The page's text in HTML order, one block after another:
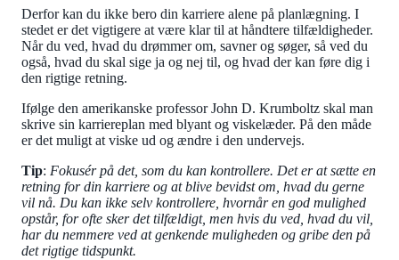
Derfor kan du ikke bero din karriere alene på planlægning. I
stedet er det vigtigere at være klar til at håndtere tilfældigheder.
Når du ved, hvad du drømmer om, savner og søger, så ved du
også, hvad du skal sige ja og nej til, og hvad der kan føre dig i
den rigtige retning.
Ifølge den amerikanske professor John D. Krumboltz skal man
skrive sin karriereplan med blyant og viskelæder. På den måde
er det muligt at viske ud og ændre i den undervejs.
Tip: Fokusér på det, som du kan kontrollere. Det er at sætte en
retning for din karriere og at blive bevidst om, hvad du gerne
vil nå. Du kan ikke selv kontrollere, hvornår en god mulighed
opstår, for ofte sker det tilfældigt, men hvis du ved, hvad du vil,
har du nemmere ved at genkende muligheden og gribe den på
det rigtige tidspunkt.